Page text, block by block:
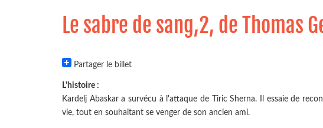
Le sabre de sang,2, de Thomas
Partager le billet
L'histoire :
Kardelj Abaskar a survécu à l'attaque de Tiric Sherna. Il essaie de
vie, tout en souhaitant se venger de son ancien ami.